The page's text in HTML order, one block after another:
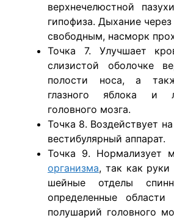
верхнечелюстной
гипофиза. Дыхание через
свободным, насморк
Точка 7. Улучшает
слизистой оболочке
полости носа, а
глазного яблока и
головного мозга.
Точка 8. Воздействует
вестибулярный аппарат.
Точка 9. Нормализует
организма, так как руки
шейные отделы
определенные
полушарий головного